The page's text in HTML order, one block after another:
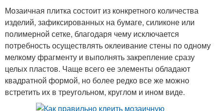
Мозаичная плитка состоит из конкретного количества
изделий, зафиксированных на бумаге, силиконе или
полимерной сетке, благодаря чему исключается
потребность осуществлять оклеивание стены по одному
мелкому фрагменту и выполнять закрепление сразу
целых пластов. Чаще всего ее элементы обладают
квадратной формой, но более редко все же можно
встретить их в треугольном, круглом и ином виде.